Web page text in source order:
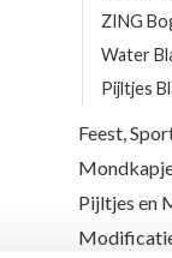
ZING
Water
Pijltjes
Feest,
Pijltjes en